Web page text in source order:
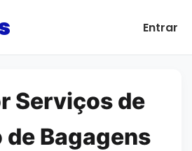
Entrar
Serviços de
de Bagagens